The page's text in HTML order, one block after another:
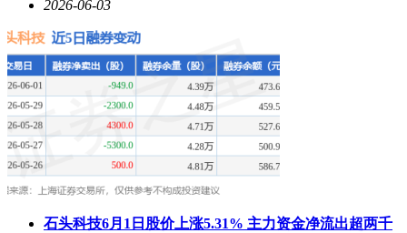
2026-06-03
石头科技6月1日股价上涨5.31% 主力资金净流出超两千